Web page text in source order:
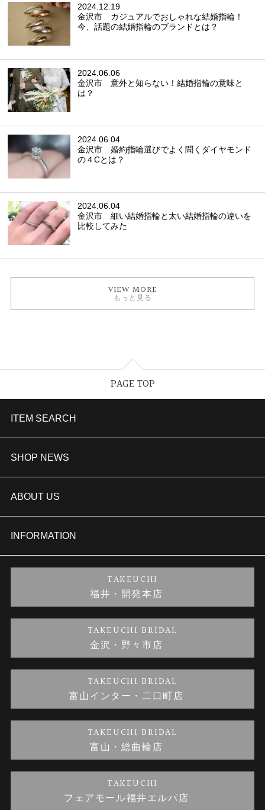
2024.12.19
金沢市 カジュアルでおしゃれな結婚指輪！
今、話題の結婚指輪のブランドとは？
2024.06.06
金沢市 意外と知らない！結婚指輪の意味と
は？
2024.06.04
金沢市 婚約指輪選びでよく聞くダイヤモンド
の４Cとは？
2024.06.04
金沢市 細い結婚指輪と太い結婚指輪の違いを
比較してみた
VIEW MORE
もっと見る
PAGE TOP
ITEM SEARCH
婚約指輪
結婚指輪
セットリング
婚約ネックレス
金・プラチナのお取引
SHOP NEWS
TAKEUCHI BRIDAL金沢本店情報
商品一覧
ブランドリスト
金澤指輪工房｜手作りペアリング
金澤指輪工房｜手作り結婚指輪 and 婚約指輪
金澤指輪工房｜手作り婚約指輪プロポーズプラン
ABOUT US
会社概要
お客様の声
INFORMATION
プライバシーポリシー
TAKEUCHI
福井・開発本店
TAKEUCHI BRIDAL
金沢・野々市店
TAKEUCHI BRIDAL
富山インター・二口町店
TAKEUCHI BRIDAL
富山・総曲輪店
TAKEUCHI
フェアモール福井エルパ店